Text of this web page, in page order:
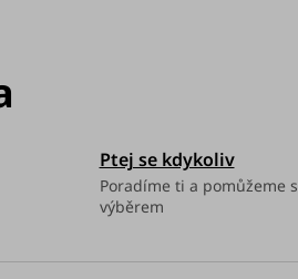
Ptej se kdykoliv
Poradíme ti a pomůžeme s
výběrem